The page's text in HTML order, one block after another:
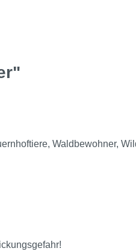
Waldbewohner,